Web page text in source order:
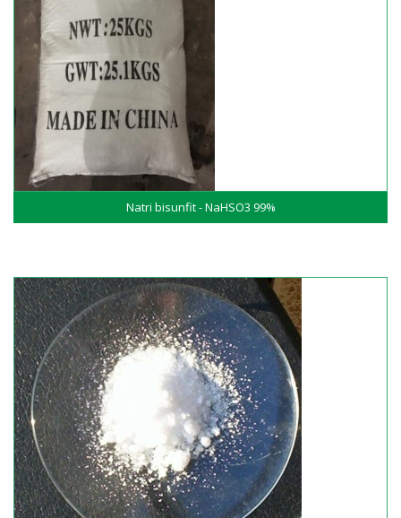
Natri bisunfit - NaHSO3 99%